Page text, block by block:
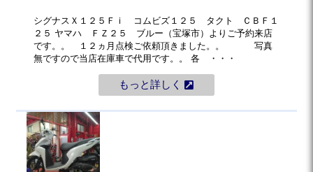
シグナスＸ１２５Ｆｉ コムビズ１２５ タクト ＣＢＦ１
２５ ヤマハ ＦＺ２５ ブルー（宝塚市）よりご予約来店
です。。 １２ヵ月点検ご依頼頂きました。。 写真
無ですので当店在庫車で代用です。。 各 ・・・
もっと詳しく